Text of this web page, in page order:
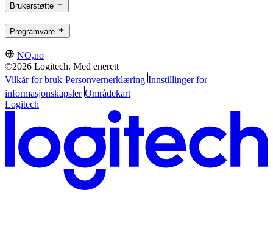
Brukerstøtte
Programvare
NO,no
©2026 Logitech. Med enerett
Vilkår for bruk Personvernerklæring Innstillinger for
informasjonskapsler Områdekart
Logitech